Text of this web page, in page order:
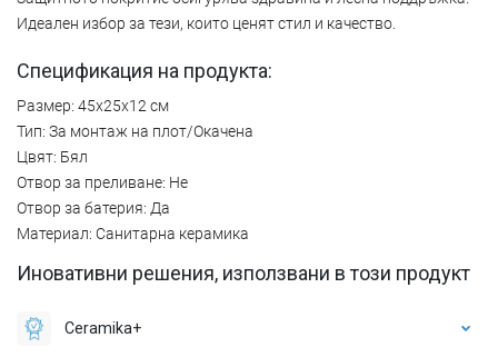
Идеален избор за тези, които ценят стил и качество.
Спецификация на продукта:
Размер: 45x25x12 см
Тип: За монтаж на плот/Окачена
Цвят: Бял
Отвор за преливане: Не
Отвор за батерия: Да
Материал: Санитарна керамика
Иновативни решения, използвани в този продукт
Ceramika+